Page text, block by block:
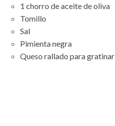
1 chorro de aceite de oliva
Tomillo
Sal
Pimienta negra
Queso rallado para gratinar